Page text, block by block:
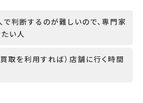
判断するのが難しいので、専門家
い人
取を利用すれば）店舗に行く時間